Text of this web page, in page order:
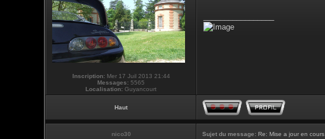
Inscription:Mer 17 Juil 2013 21:44
Messages: 5565
Localisation: Guyancourt
Haut
nico30 Sujet du message: Re: Mise a jour en cours